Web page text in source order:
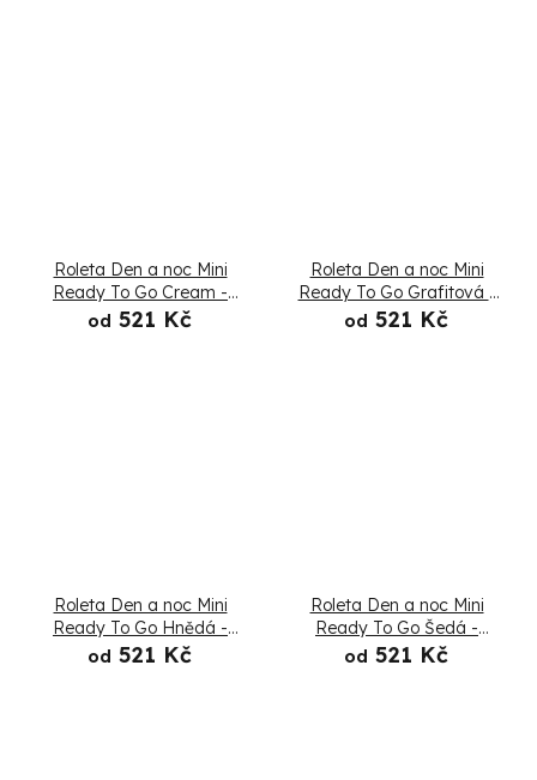
Roleta Den a noc Mini
Ready To Go Cream -
Složená
od 521 Kč
Roleta Den a noc Mini
Ready To Go Grafitová -
Složená
od 521 Kč
Roleta Den a noc Mini
Ready To Go Hnědá -
Složená
od 521 Kč
Roleta Den a noc Mini
Ready To Go Šedá -
Složená
od 521 Kč